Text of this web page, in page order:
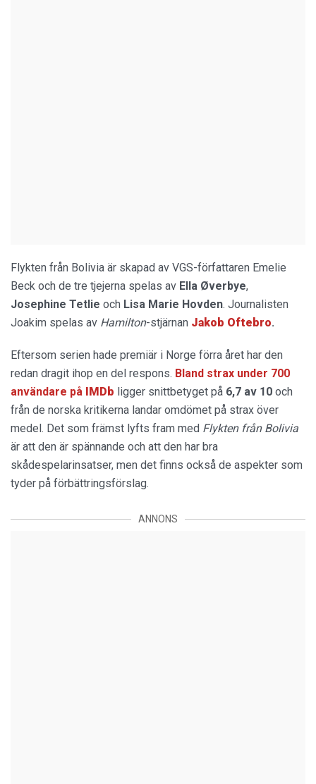
Flykten från Bolivia är skapad av VGS-författaren Emelie
Beck och de tre tjejerna spelas av Ella Øverbye,
Josephine Tetlie och Lisa Marie Hovden. Journalisten
Joakim spelas av Hamilton-stjärnan Jakob Oftebro.
Eftersom serien hade premiär i Norge förra året har den
redan dragit ihop en del respons. Bland strax under 700
användare på IMDb ligger snittbetyget på 6,7 av 10 och
från de norska kritikerna landar omdömet på strax över
medel. Det som främst lyfts fram med Flykten från Bolivia
är att den är spännande och att den har bra
skådespelarinsatser, men det finns också de aspekter som
tyder på förbättringsförslag.
ANNONS